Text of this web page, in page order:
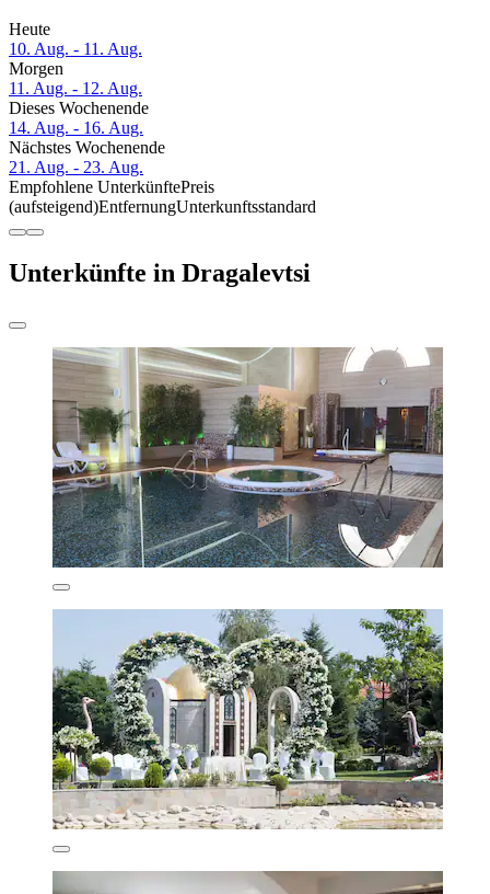
Heute
10. Aug. - 11. Aug.
Morgen
11. Aug. - 12. Aug.
Dieses Wochenende
14. Aug. - 16. Aug.
Nächstes Wochenende
21. Aug. - 23. Aug.
Empfohlene UnterkünftePreis
(aufsteigend)EntfernungUnterkunftsstandard
Unterkünfte in Dragalevtsi